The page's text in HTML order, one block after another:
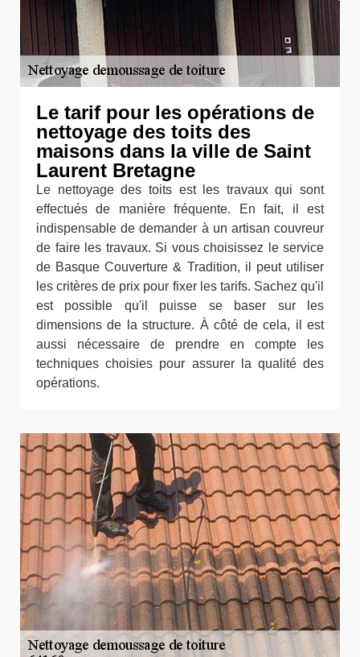
Le tarif pour les opérations de
nettoyage des toits des
maisons dans la ville de Saint
Laurent Bretagne
Le nettoyage des toits est les travaux qui sont
effectués de manière fréquente. En fait, il est
indispensable de demander à un artisan couvreur
de faire les travaux. Si vous choisissez le service
de Basque Couverture & Tradition, il peut utiliser
les critères de prix pour fixer les tarifs. Sachez qu'il
est possible qu'il puisse se baser sur les
dimensions de la structure. À côté de cela, il est
aussi nécessaire de prendre en compte les
techniques choisies pour assurer la qualité des
opérations.